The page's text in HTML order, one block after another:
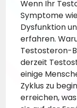
Wenn Ihr
Symptome
Dysfunktion
erfahren.
Testosteron-
derzeit
einige
Zyklus zu
erreichen,